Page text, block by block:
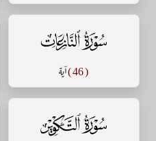
سورة النازعات
( 46 ) آية
سورة التكوير